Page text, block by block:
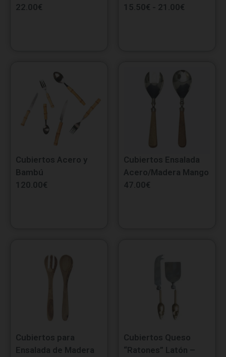
22.00€
15.50€ - 21.00€
Cubiertos Acero y
Bambú
120.00€
Cubiertos Ensalada
Acero/Madera Mango
47.00€
Cubiertos para
Ensalada de Madera
Cubiertos Queso
“Ratones” Latón –